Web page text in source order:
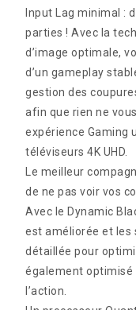
Input Lag minimal :
parties ! Avec la
d’image optimale,
d’un gameplay
gestion des
afin que rien ne
expérience Gaming
téléviseurs 4K UHD.
Le meilleur
de ne pas voir vos
Avec le Dynamic
est améliorée et les
détaillée pour
également optimisé
l’action.